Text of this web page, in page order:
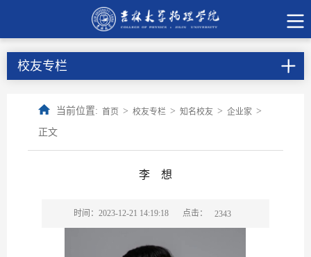
校友专栏
当前位置: 首页 > 校友专栏 > 知名校友 > 企业家 >
正文
李 想
时间：2023-12-21 14:19:18 点击： 2343